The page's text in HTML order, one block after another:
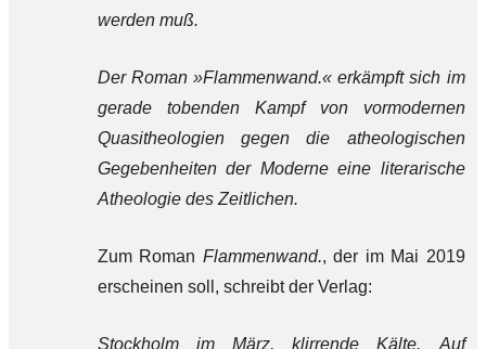
werden muß.
Der Roman »Flammenwand.« erkämpft sich im
gerade tobenden Kampf von vormodernen
Quasitheologien gegen die atheologischen
Gegebenheiten der Moderne eine literarische
Atheologie des Zeitlichen.
Zum Roman Flammenwand., der im Mai 2019
erscheinen soll, schreibt der Verlag:
Stockholm im März, klirrende Kälte. Auf